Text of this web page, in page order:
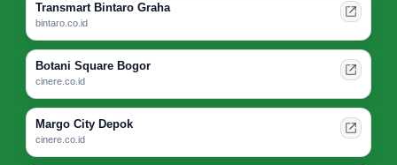
Transmart Bintaro Graha
bintaro.co.id
Botani Square Bogor
cinere.co.id
Margo City Depok
cinere.co.id